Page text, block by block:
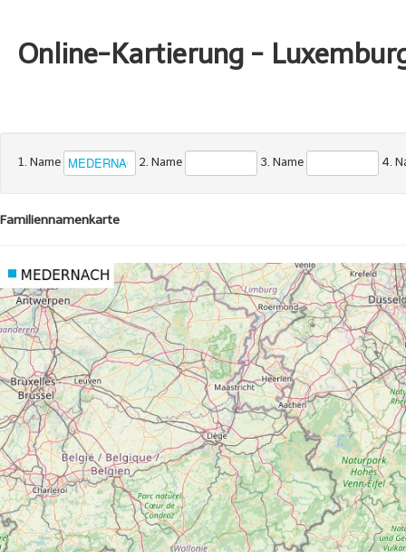
Online-Kartierung -
1. Name 2. Name 3. Name 4.
Familiennamenkarte